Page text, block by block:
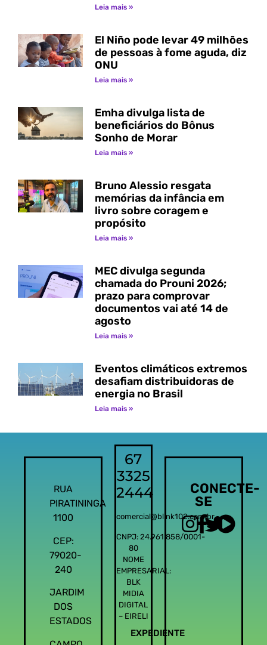
Leia mais »
El Niño pode levar 49 milhões
de pessoas à fome aguda, diz
ONU
Leia mais »
Emha divulga lista de
beneficiários do Bônus
Sonho de Morar
Leia mais »
Bruno Alessio resgata
memórias da infância em
livro sobre coragem e
propósito
Leia mais »
MEC divulga segunda
chamada do Prouni 2026;
prazo para comprovar
documentos vai até 14 de
agosto
Leia mais »
Eventos climáticos extremos
desafiam distribuidoras de
energia no Brasil
Leia mais »
RUA
PIRATININGA
1100
CEP:
79020-
240
JARDIM
DOS
ESTADOS
67
3325
2444
comercial@blink102.com.br
CNPJ: 24.961.858/0001-
80
NOME
EMPRESARIAL:
BLK
MIDIA
DIGITAL
– EIRELI
EXPEDIENTE
CONECTE-
SE